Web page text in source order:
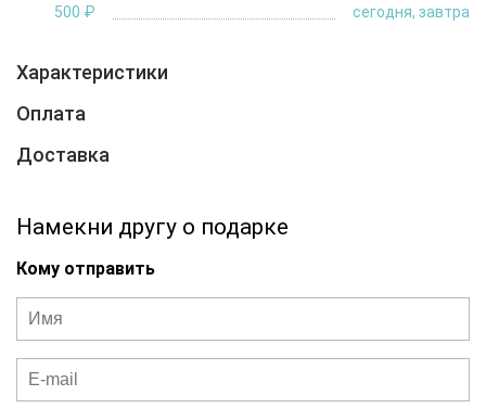
500 ₽ сегодня, завтра
Характеристики
Оплата
Доставка
Намекни другу о подарке
Кому отправить